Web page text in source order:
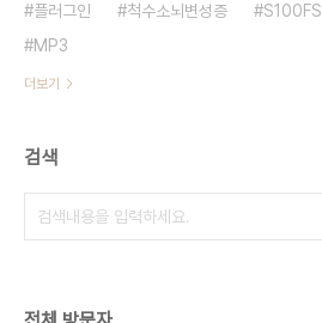
플러그인
척수소뇌변성증 S100FS
MP3
더보기
검색